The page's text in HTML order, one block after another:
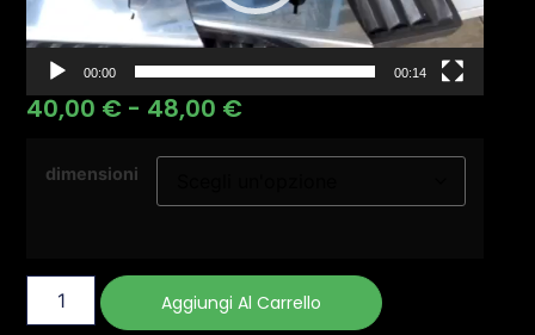
00:00 00:14
40,00 € - 48,00 €
dimensioni
Aggiungi Al Carrello